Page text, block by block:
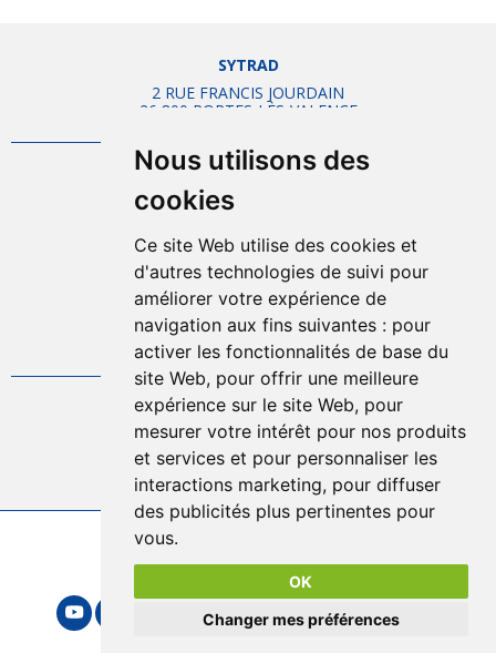
Nous utilisons des
cookies
Ce site Web utilise des cookies et
d'autres technologies de suivi pour
améliorer votre expérience de
navigation aux fins suivantes : pour
activer les fonctionnalités de base du
site Web, pour offrir une meilleure
expérience sur le site Web, pour
mesurer votre intérêt pour nos produits
et services et pour personnaliser les
interactions marketing, pour diffuser
des publicités plus pertinentes pour
vous.
OK
Changer mes préférences
SYTRAD
2 RUE FRANCIS JOURDAIN
26 800 PORTES-LÈS-VALENCE
Mentions légales
Plan d'accès
Plan du site
Offres d'emplois
Politique de confidentialité
Gestion des cookies
FAQ
04.75.57.80.00
Contact
Mentions légales